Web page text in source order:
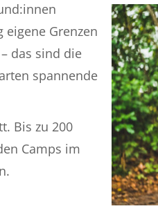
Grenzen
das sind die
spannende
Bis zu 200
Camps im